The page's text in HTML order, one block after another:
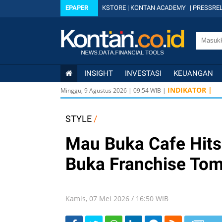
EPAPER KSTORE | KONTAN ACADEMY |
INSIGHT INVESTASI KEUANGAN
Minggu, 9 Agustus 2026 | 09:54WIB | INDIKATOR |
STYLE /
Mau Buka Cafe
Buka Franchise
Kamis, 07 Mei 2026 / 16:50 WIB